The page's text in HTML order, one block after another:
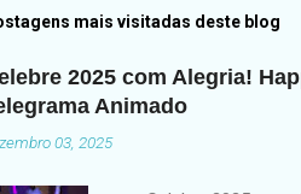
mais visitadas deste blog
2025 com Alegria!
Animado
03, 2025